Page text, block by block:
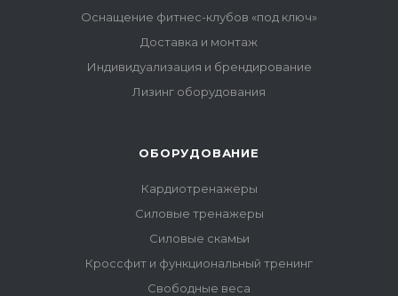
Оснащение фитнес-клубов «под ключ»
Доставка и монтаж
Индивидуализация и брендирование
Лизинг оборудования
ОБОРУДОВАНИЕ
Кардиотренажеры
Силовые тренажеры
Силовые скамьи
Кроссфит и функциональный тренинг
Свободные веса